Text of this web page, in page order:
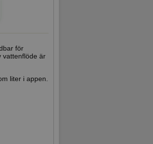
för
vattenflöde är
liter i appen.